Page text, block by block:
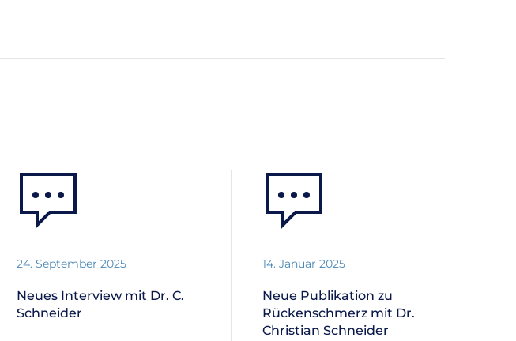
24. September 2025
Neues Interview mit Dr. C.
Schneider
14. Januar 2025
Neue Publikation zu
Rückenschmerz mit Dr.
Christian Schneider